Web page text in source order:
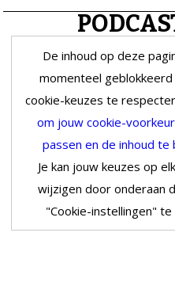
De inhoud op deze
momenteel
cookie-keuzes te
om jouw cookie-
passen en de inhoud te
Je kan jouw keuzes op
wijzigen door onderaan
"Cookie-instellingen" te